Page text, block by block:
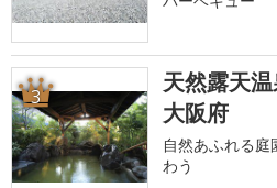
3
天然露天
大阪府
自然あふれる
わう